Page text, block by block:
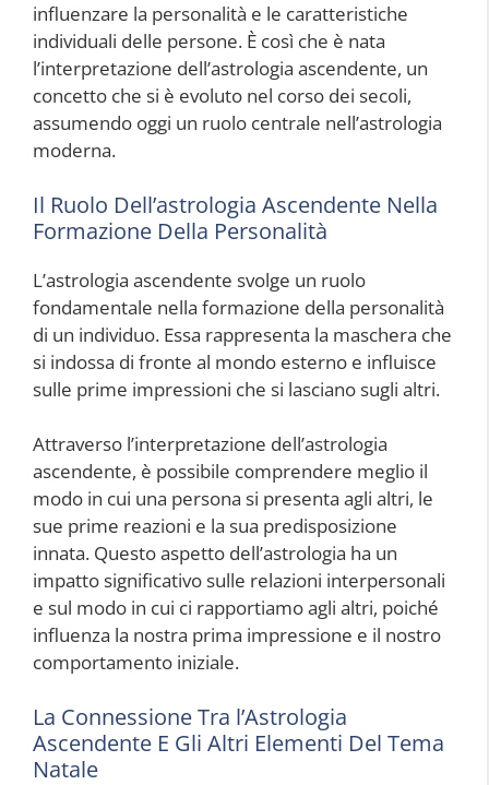
influenzare la personalità e le caratteristiche
individuali delle persone. È così che è nata
l’interpretazione dell’astrologia ascendente, un
concetto che si è evoluto nel corso dei secoli,
assumendo oggi un ruolo centrale nell’astrologia
moderna.
Il Ruolo Dell’astrologia Ascendente Nella
Formazione Della Personalità
L’astrologia ascendente svolge un ruolo
fondamentale nella formazione della personalità
di un individuo. Essa rappresenta la maschera che
si indossa di fronte al mondo esterno e influisce
sulle prime impressioni che si lasciano sugli altri.
Attraverso l’interpretazione dell’astrologia
ascendente, è possibile comprendere meglio il
modo in cui una persona si presenta agli altri, le
sue prime reazioni e la sua predisposizione
innata. Questo aspetto dell’astrologia ha un
impatto significativo sulle relazioni interpersonali
e sul modo in cui ci rapportiamo agli altri, poiché
influenza la nostra prima impressione e il nostro
comportamento iniziale.
La Connessione Tra l’Astrologia
Ascendente E Gli Altri Elementi Del Tema
Natale